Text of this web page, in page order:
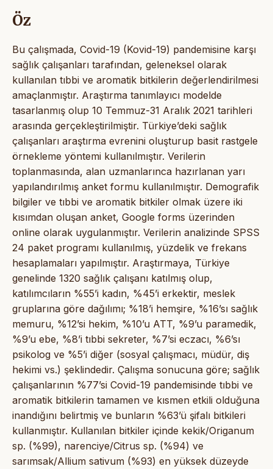
Öz
Bu çalışmada, Covid-19 (Kovid-19) pandemisine karşı
sağlık çalışanları tarafından, geleneksel olarak
kullanılan tıbbi ve aromatik bitkilerin değerlendirilmesi
amaçlanmıştır. Araştırma tanımlayıcı modelde
tasarlanmış olup 10 Temmuz-31 Aralık 2021 tarihleri
arasında gerçekleştirilmiştir. Türkiye’deki sağlık
çalışanları araştırma evrenini oluşturup basit rastgele
örnekleme yöntemi kullanılmıştır. Verilerin
toplanmasında, alan uzmanlarınca hazırlanan yarı
yapılandırılmış anket formu kullanılmıştır. Demografik
bilgiler ve tıbbi ve aromatik bitkiler olmak üzere iki
kısımdan oluşan anket, Google forms üzerinden
online olarak uygulanmıştır. Verilerin analizinde SPSS
24 paket programı kullanılmış, yüzdelik ve frekans
hesaplamaları yapılmıştır. Araştırmaya, Türkiye
genelinde 1320 sağlık çalışanı katılmış olup,
katılımcıların %55’i kadın, %45’i erkektir, meslek
gruplarına göre dağılımı; %18’i hemşire, %16’sı sağlık
memuru, %12’si hekim, %10’u ATT, %9’u paramedik,
%9’u ebe, %8’i tıbbi sekreter, %7’si eczacı, %6’sı
psikolog ve %5’i diğer (sosyal çalışmacı, müdür, diş
hekimi vs.) şeklindedir. Çalışma sonucuna göre; sağlık
çalışanlarının %77’si Covid-19 pandemisinde tıbbi ve
aromatik bitkilerin tamamen ve kısmen etkili olduğuna
inandığını belirtmiş ve bunların %63’ü şifalı bitkileri
kullanmıştır. Kullanılan bitkiler içinde kekik/Origanum
sp. (%99), narenciye/Citrus sp. (%94) ve
sarımsak/Allium sativum (%93) en yüksek düzeyde